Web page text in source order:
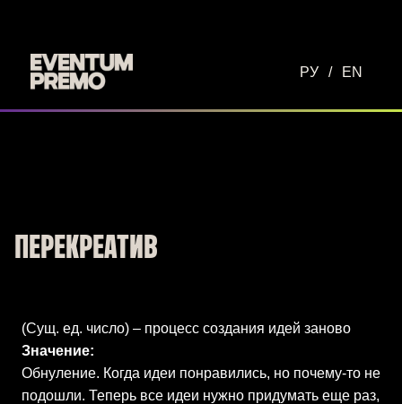
РУ / EN
ПЕРЕКРЕАТИВ
(Сущ. ед. число) – процесс создания идей заново
Значение:
Обнуление. Когда идеи понравились, но почему-то не
подошли. Теперь все идеи нужно придумать еще раз,